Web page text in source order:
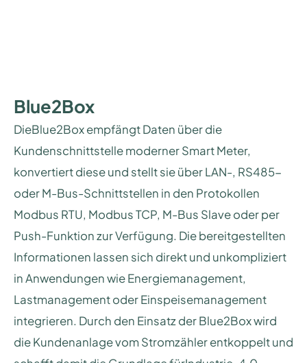
Blue2Box
DieBlue2Box empfängt Daten über die
Kundenschnittstelle moderner Smart Meter,
konvertiert diese und stellt sie über LAN-, RS485-
oder M-Bus-Schnittstellen in den Protokollen
Modbus RTU, Modbus TCP, M-Bus Slave oder per
Push-Funktion zur Verfügung. Die bereitgestellten
Informationen lassen sich direkt und unkompliziert
in Anwendungen wie Energiemanagement,
Lastmanagement oder Einspeisemanagement
integrieren. Durch den Einsatz der Blue2Box wird
die Kundenanlage vom Stromzähler entkoppelt und